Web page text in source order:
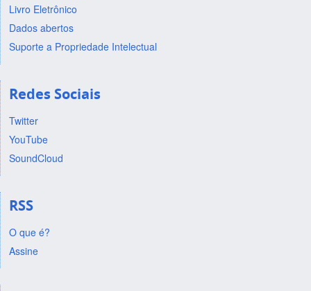
Livro Eletrônico
Dados abertos
Suporte a Propriedade Intelectual
Redes Sociais
Twitter
YouTube
SoundCloud
RSS
O que é?
Assine